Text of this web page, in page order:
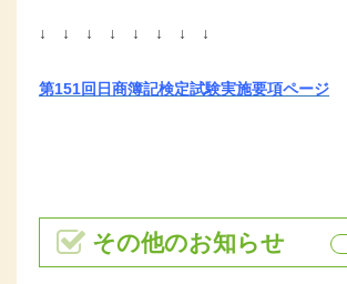
↓ ↓ ↓ ↓ ↓ ↓ ↓ ↓
第151回日商簿記検定試験実施要項ページ
その他のお知らせ